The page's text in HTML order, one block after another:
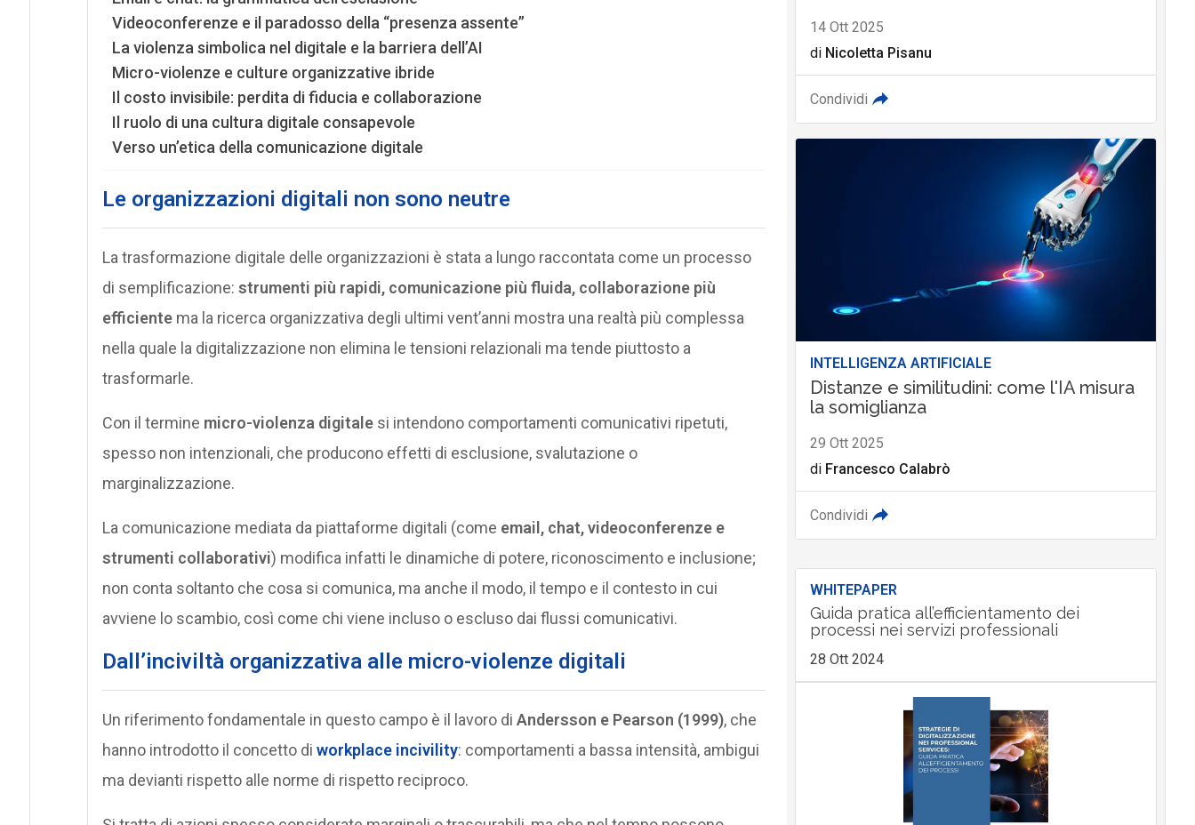
Videoconferenze e il paradosso della “presenza assente”
La violenza simbolica nel digitale e la barriera dell’AI
Micro-violenze e culture organizzative ibride
Il costo invisibile: perdita di fiducia e collaborazione
Il ruolo di una cultura digitale consapevole
Verso un’etica della comunicazione digitale
Le organizzazioni digitali non sono neutre
La trasformazione digitale delle organizzazioni è stata a lungo raccontata come un processo
di semplificazione: strumenti più rapidi, comunicazione più fluida, collaborazione più
efficientema la ricerca organizzativa degli ultimi vent’anni mostra una realtà più complessa
nella quale la digitalizzazione non elimina le tensioni relazionali ma tende piuttosto a
trasformarle.
Con il termine micro-violenza digitalesi intendono comportamenti comunicativi ripetuti,
spesso non intenzionali, che producono effetti di esclusione, svalutazione o
marginalizzazione.
La comunicazione mediata da piattaforme digitali (come email, chat, videoconferenze e
strumenti collaborativi) modifica infatti le dinamiche di potere, riconoscimento e inclusione;
non conta soltanto che cosa si comunica, ma anche il modo, il tempo e il contesto in cui
avviene lo scambio, così come chi viene incluso o escluso dai flussi comunicativi.
Dall’inciviltà organizzativa alle micro-violenze digitali
Un riferimento fondamentale in questo campo è il lavoro di Andersson e Pearson (1999), che
hanno introdotto il concetto di workplace incivility: comportamenti a bassa intensità, ambigui
ma devianti rispetto alle norme di rispetto reciproco.
14 Ott 2025
di Nicoletta Pisanu
Condividi
INTELLIGENZA ARTIFICIALE
Distanze e similitudini: come l'IA misura
la somiglianza
29 Ott 2025
di Francesco Calabrò
Condividi
WHITEPAPER
Guida pratica all’efficientamento dei
processi nei servizi professionali
28 Ott 2024